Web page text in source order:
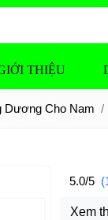
THIỆU
Dương Cho Nam
5.0/5
Xem